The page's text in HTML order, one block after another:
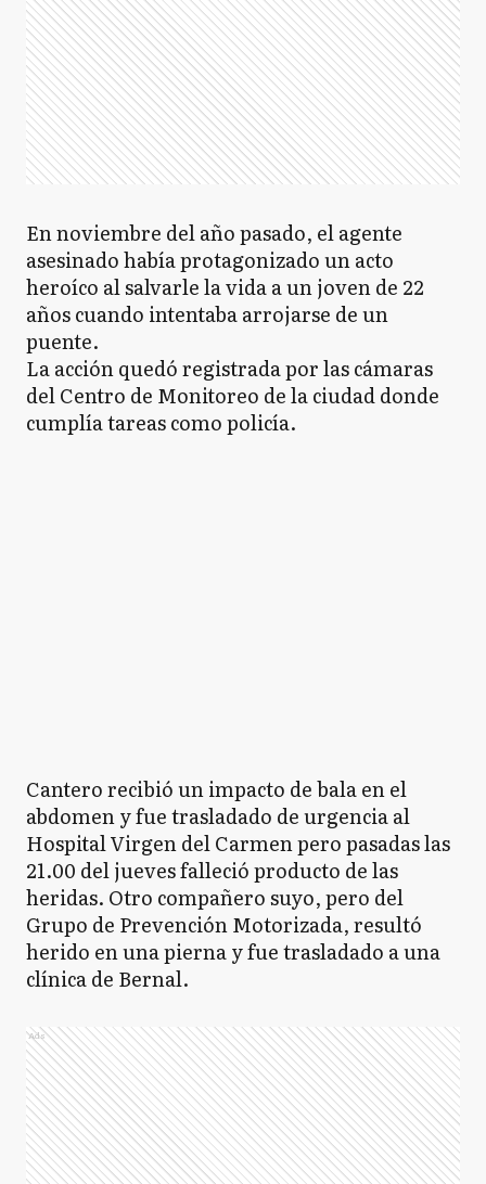
En noviembre del año pasado, el agente
asesinado había protagonizado un acto
heroíco al salvarle la vida a un joven de 22
años cuando intentaba arrojarse de un
puente.
La acción quedó registrada por las cámaras
del Centro de Monitoreo de la ciudad donde
cumplía tareas como policía.
Cantero recibió un impacto de bala en el
abdomen y fue trasladado de urgencia al
Hospital Virgen del Carmen pero pasadas las
21.00 del jueves falleció producto de las
heridas. Otro compañero suyo, pero del
Grupo de Prevención Motorizada, resultó
herido en una pierna y fue trasladado a una
clínica de Bernal.
Ads